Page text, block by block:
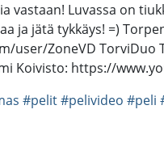
vastaan! Luvassa on
ja jätä tykkäys! =)
user/ZoneVD
Koivisto: https://
#pelit#pelivideo #peli